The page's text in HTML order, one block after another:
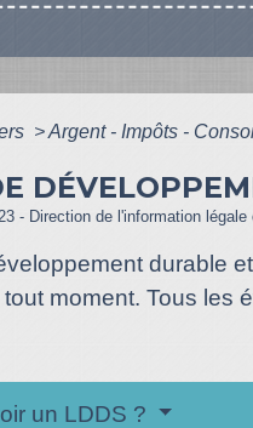
>Argent - Impôts -
- Direction de l'information
durable
moment. Tous les
un LDDS ?